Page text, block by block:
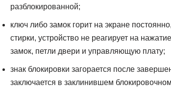
разблокированной;
ключ либо замок горит на экране
стирки, устройство не реагирует на
замок, петли двери и управляющую плату;
знак блокировки загорается после
заключается в заклинившем